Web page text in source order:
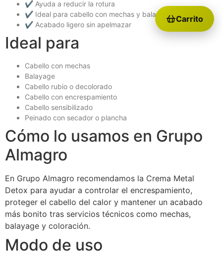
✔ Ayuda a reducir la rotura
✔ Ideal para cabello con mechas y balayage
✔ Acabado ligero sin apelmazar
Ideal para
Cabello con mechas
Balayage
Cabello rubio o decolorado
Cabello con encrespamiento
Cabello sensibilizado
Peinado con secador o plancha
Cómo lo usamos en Grupo
Almagro
En Grupo Almagro recomendamos la Crema Metal
Detox para ayudar a controlar el encrespamiento,
proteger el cabello del calor y mantener un acabado
más bonito tras servicios técnicos como mechas,
balayage y coloración.
Modo de uso
Carrito